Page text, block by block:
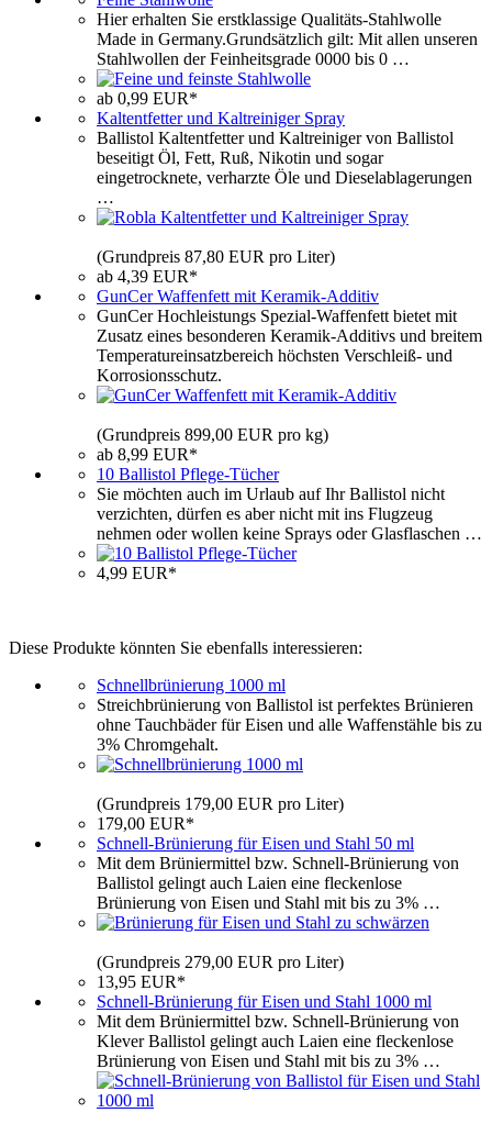
Hier erhalten Sie erstklassige Qualitäts-Stahlwolle
Made in Germany.Grundsätzlich gilt: Mit allen unseren
Stahlwollen der Feinheitsgrade 0000 bis 0 …
ab 0,99 EUR*
Kaltentfetter und Kaltreiniger Spray
Ballistol Kaltentfetter und Kaltreiniger von Ballistol
beseitigt Öl, Fett, Ruß, Nikotin und sogar
eingetrocknete, verharzte Öle und Dieselablagerungen
…
(Grundpreis 87,80 EUR pro Liter)
ab 4,39 EUR*
GunCer Waffenfett mit Keramik-Additiv
GunCer Hochleistungs Spezial-Waffenfett bietet mit
Zusatz eines besonderen Keramik-Additivs und breitem
Temperatureinsatzbereich höchsten Verschleiß- und
Korrosionsschutz.
(Grundpreis 899,00 EUR pro kg)
ab 8,99 EUR*
10 Ballistol Pflege-Tücher
Sie möchten auch im Urlaub auf Ihr Ballistol nicht
verzichten, dürfen es aber nicht mit ins Flugzeug
nehmen oder wollen keine Sprays oder Glasflaschen …
4,99 EUR*
Diese Produkte könnten Sie ebenfalls interessieren:
Schnellbrünierung 1000 ml
Streichbrünierung von Ballistol ist perfektes Brünieren
ohne Tauchbäder für Eisen und alle Waffenstähle bis zu
3% Chromgehalt.
(Grundpreis 179,00 EUR pro Liter)
179,00 EUR*
Schnell-Brünierung für Eisen und Stahl 50 ml
Mit dem Brüniermittel bzw. Schnell-Brünierung von
Ballistol gelingt auch Laien eine fleckenlose
Brünierung von Eisen und Stahl mit bis zu 3% …
(Grundpreis 279,00 EUR pro Liter)
13,95 EUR*
Schnell-Brünierung für Eisen und Stahl 1000 ml
Mit dem Brüniermittel bzw. Schnell-Brünierung von
Klever Ballistol gelingt auch Laien eine fleckenlose
Brünierung von Eisen und Stahl mit bis zu 3% …